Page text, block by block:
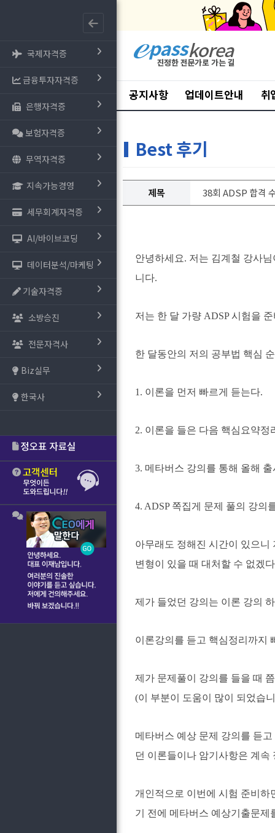
국제자격증
금융투자자격증
은행자격증
보험자격증
무역자격증
지속가능경영
세무회계자격증
AI/바이브코딩
데이터분석/마케팅
기술자격증
소방승진
전문자격사
Biz실무
한국사
공지사항 업데이트안내 취
Best 후기
제목 38회 ADSP 합격
안녕하세요. 저는 김계철 강사
니다.
저는 한 달 가량 ADSP 시험을
한 달동안의 저의 공부법 핵심
1. 이론을 먼저 빠르게 듣는다.
2. 이론을 들은 다음 핵심요약정
3. 메타버스 강의를 통해 올해
4. ADSP 쪽집게 문제 풀의 강의
아무래도 정해진 시간이 있으
변형이 있을 때 대처할 수 없겠
제가 들었던 강의는 이론 강의
이론강의를 듣고 핵심정리까지
제가 문제풀이 강의를 들을 때
(이 부분이 도움이 많이 되었습
메타버스 예상 문제 강의를 듣
던 이론들이나 암기사항은 계
개인적으로 이번에 시험 준비
기 전에 메타버스 예상기출문제